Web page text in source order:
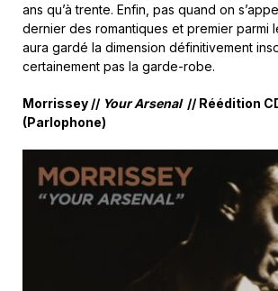
ans qu’à trente. Enfin, pas quand on
dernier des romantiques et premier parmi
aura gardé la dimension définitivement
certainement pas la garde-robe.
Morrissey // Your Arsenal // Réédition
(Parlophone)